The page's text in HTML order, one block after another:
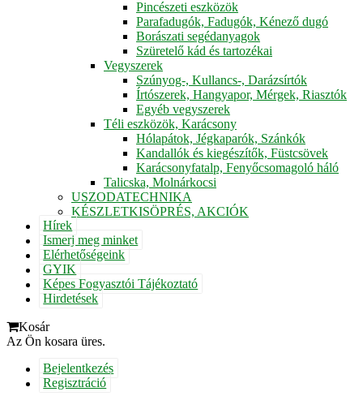
Pincészeti eszközök
Parafadugók, Fadugók, Kénező dugó
Borászati segédanyagok
Szüretelő kád és tartozékai
Vegyszerek
Szúnyog-, Kullancs-, Darázsírtók
Írtószerek, Hangyapor, Mérgek, Riasztók
Egyéb vegyszerek
Téli eszközök, Karácsony
Hólapátok, Jégkaparók, Szánkók
Kandallók és kiegészítők, Füstcsövek
Karácsonyfatalp, Fenyőcsomagoló háló
Talicska, Molnárkocsi
USZODATECHNIKA
KÉSZLETKISÖPRÉS, AKCIÓK
Hírek
Ismerj meg minket
Elérhetőségeink
GYIK
Képes Fogyasztói Tájékoztató
Hirdetések
Kosár
Az Ön kosara üres.
Bejelentkezés
Regisztráció